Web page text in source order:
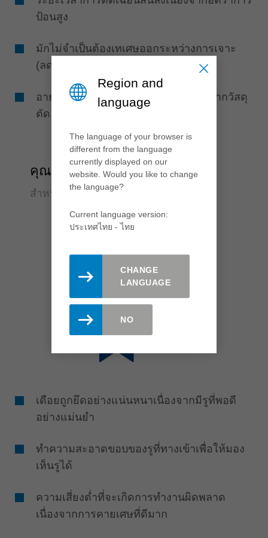
ป้อนสูง
มักไม่จำเป็นต้องเทเศษออกระหว่างการเจาะ
(ลดรอบเวลาทำงาน)
อายุการใช้งานเครื่องมือยาวนานเนื่องจากวัสดุ
ตัด HS และรูปทรงของคมตัด
คุณภาพ
สำหรับการเจาะไม้จริงที่สมบูรณ์แบบ
เดือยถูกยึดอย่างแน่นหนาเนื่องจากมีรูที่พอดี
อย่างแม่นยำ
ทำความสะอาดขอบของรูที่ทางเข้าเพื่อให้มอง
เห็นรูได้
ความเสี่ยงต่ำที่จะเกิดการทำงานผิดพลาด
เนื่องจากการคายเศษที่ดีมาก
Region and
language
The language of your browser is
different from the language
currently displayed on our
website. Would you like to change
the language?
Current language version:
ประเทศไทย - ไทย
CHANGE
LANGUAGE
NO